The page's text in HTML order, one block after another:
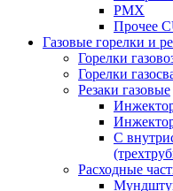
PMX
Прочее
Газовые горелки и
Горелки
Горелки
Резаки газовые
С
Расходные